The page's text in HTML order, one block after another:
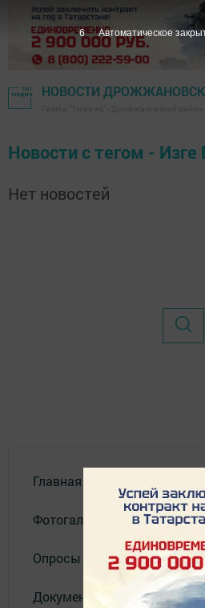
НОВОСТИ
Новости с тегом -
Нет новостей
Главная
Фотогалереи
Опросы
Документы филиала
6 Автоматическое